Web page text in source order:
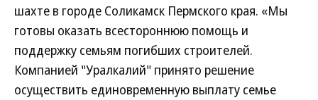
шахте в городе Соликамск Пермского края. «Мы
готовы оказать всестороннюю помощь и
поддержку семьям погибших строителей.
Компанией "Уралкалий" принято решение
осуществить единовременную выплату семье